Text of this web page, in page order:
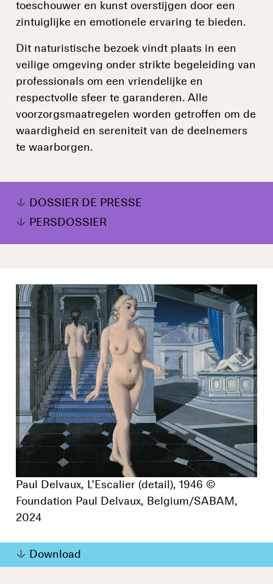
toeschouwer en kunst overstijgen door een
zintuiglijke en emotionele ervaring te bieden.
Dit naturistische bezoek vindt plaats in een
veilige omgeving onder strikte begeleiding van
professionals om een vriendelijke en
respectvolle sfeer te garanderen. Alle
voorzorgsmaatregelen worden getroffen om de
waardigheid en sereniteit van de deelnemers
te waarborgen.
DOSSIER DE PRESSE
PERSDOSSIER
Paul Delvaux, L’Escalier (detail), 1946 ©
Foundation Paul Delvaux, Belgium/SABAM,
2024
Download